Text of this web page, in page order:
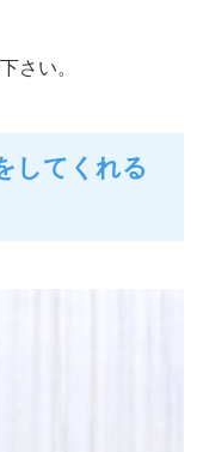
さい。
してくれる